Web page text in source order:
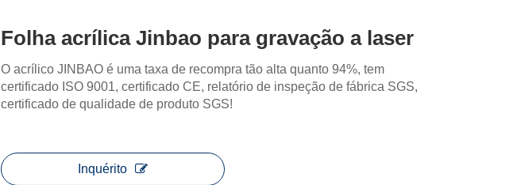
Folha acrílica Jinbao para gravação a laser
O acrílico JINBAO é uma taxa de recompra tão alta quanto 94%, tem
certificado ISO 9001, certificado CE, relatório de inspeção de fábrica SGS,
certificado de qualidade de produto SGS!
Inquérito